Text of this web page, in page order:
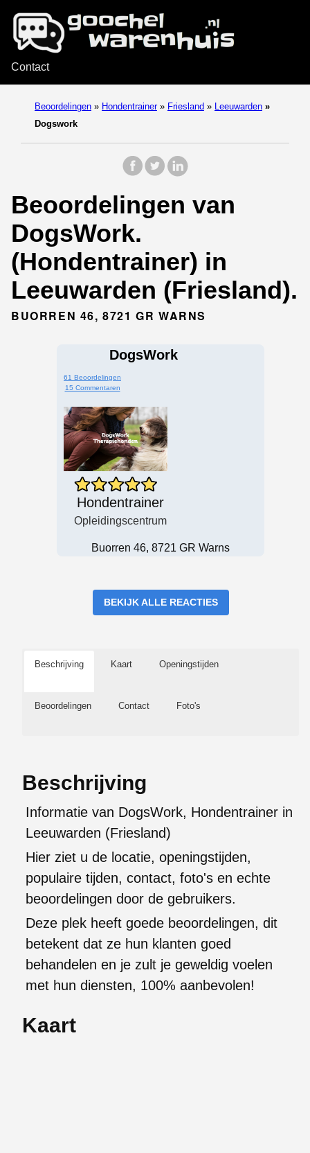
Contact
Beoordelingen » Hondentrainer » Friesland » Leeuwarden »
Dogswork
Beoordelingen van
DogsWork.
(Hondentrainer) in
Leeuwarden (Friesland).
BUORREN 46, 8721 GR WARNS
DogsWork
61 Beoordelingen
15 Commentaren
Hondentrainer
Opleidingscentrum
Buorren 46, 8721 GR Warns
BEKIJK ALLE REACTIES
Beschrijving Kaart Openingstijden
Beoordelingen Contact Foto's
Beschrijving
Informatie van DogsWork, Hondentrainer in
Leeuwarden (Friesland)
Hier ziet u de locatie, openingstijden,
populaire tijden, contact, foto's en echte
beoordelingen door de gebruikers.
Deze plek heeft goede beoordelingen, dit
betekent dat ze hun klanten goed
behandelen en je zult je geweldig voelen
met hun diensten, 100% aanbevolen!
Kaart